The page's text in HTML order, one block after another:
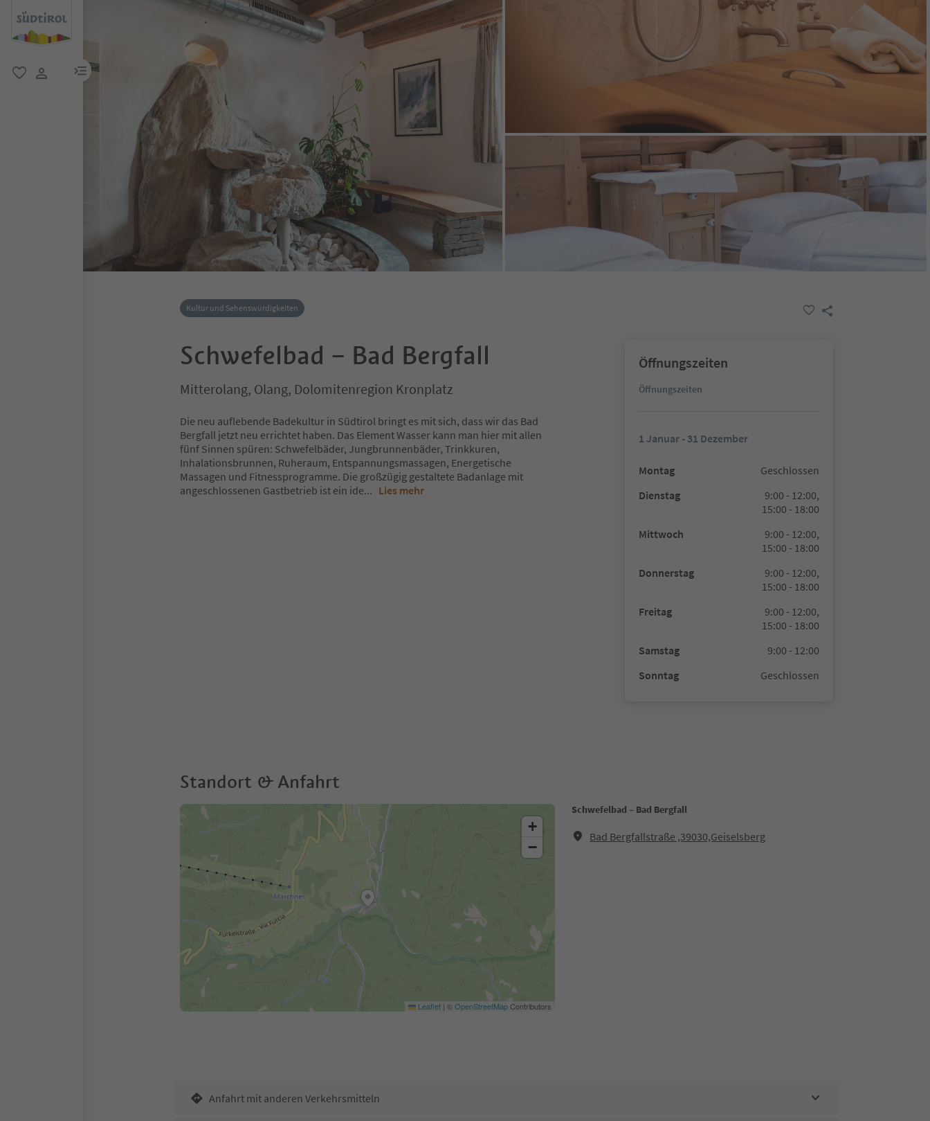
menu link
Kultur und Sehenswürdigkeiten
Schwefelbad – Bad Bergfall
Mitterolang, Olang, Dolomitenregion Kronplatz
Die neu auflebende Badekultur in Südtirol bringt es mit sich, dass wir das Bad
Bergfall jetzt neu errichtet haben. Das Element Wasser kann man hier mit allen
fünf Sinnen spüren: Schwefelbäder, Jungbrunnenbäder, Trinkkuren,
Inhalationsbrunnen, Ruheraum, Entspannungsmassagen, Energetische
Massagen und Fitnessprogramme. Die großzügig gestaltete Badanlage mit
angeschlossenen Gastbetrieb ist ein ide... Lies mehr
Öffnungszeiten
Öffnungszeiten
1 Januar - 31 Dezember
Montag
Geschlossen
Dienstag
9:00 - 12:00,
15:00 - 18:00
Mittwoch
9:00 - 12:00,
15:00 - 18:00
Donnerstag
9:00 - 12:00,
15:00 - 18:00
Freitag
9:00 - 12:00,
15:00 - 18:00
Samstag
9:00 - 12:00
Sonntag
Geschlossen
Standort & Anfahrt
Schwefelbad – Bad Bergfall
Bad Bergfallstraße ,39030,Geiselsberg
+
−
Leaflet | ©OpenStreetMapContributors
Anfahrt mit anderen Verkehrsmitteln